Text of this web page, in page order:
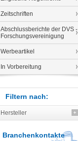
Zeitschriften
Abschlussberichte der DVS -
Forschungsvereinigung
Werbeartikel
In Vorbereitung
Filtern nach:
Hersteller
Branchenkontakte